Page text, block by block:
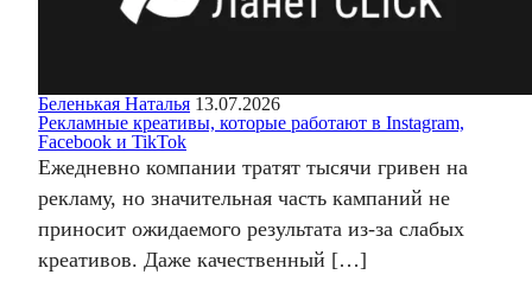
Беленькая Наталья 13.07.2026
Рекламные креативы, которые работают в Instagram,
Facebook и TikTok
Ежедневно компании тратят тысячи гривен на
рекламу, но значительная часть кампаний не
приносит ожидаемого результата из-за слабых
креативов. Даже качественный […]